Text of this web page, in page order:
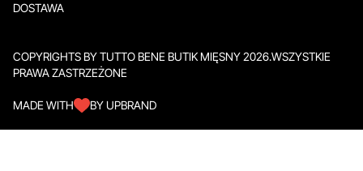
DOSTAWA
COPYRIGHTS BY TUTTO BENE BUTIK MIĘSNY 2026.WSZYSTKIE
PRAWA ZASTRZEŻONE
MADE WITH BY UPBRAND